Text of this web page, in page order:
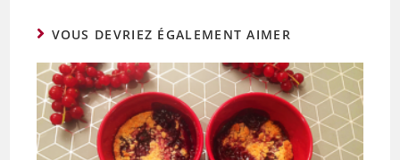
VOUS DEVRIEZ ÉGALEMENT AIMER